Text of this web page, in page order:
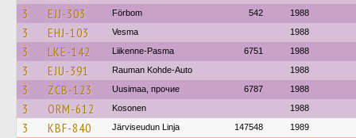
3 EJJ-303 Förbom 542 1988
3 EHJ-103 Vesma 1988
3 LKE-142 Liikenne-Pasma 6751 1988
3 EJU-391 Rauman Kohde-Auto 1988
3 ZCB-123 Uusimaa, прочие 6787 1988
3 ORM-612 Kosonen 1988
3 KBF-840 Järviseudun Linja 147548 1989